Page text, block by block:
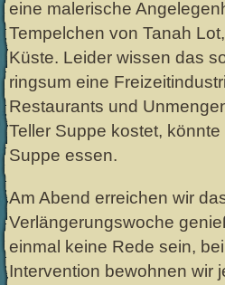
eine malerische
Tempelchen von Tanah
Küste. Leider wissen das
ringsum eine
Restaurants und
Teller Suppe kostet,
Suppe essen.
Am Abend erreichen wir
Verlängerungswoche
einmal keine Rede sein,
Intervention bewohnen wir